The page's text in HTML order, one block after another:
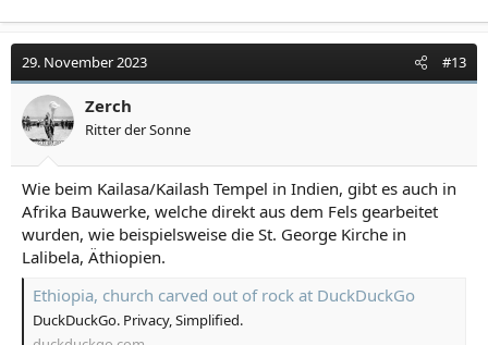
29. November 2023 #13
Zerch
Ritter der Sonne
Wie beim Kailasa/Kailash Tempel in Indien, gibt es auch in
Afrika Bauwerke, welche direkt aus dem Fels gearbeitet
wurden, wie beispielsweise die St. George Kirche in
Lalibela, Äthiopien.
Ethiopia, church carved out of rock at DuckDuckGo
DuckDuckGo. Privacy, Simplified.